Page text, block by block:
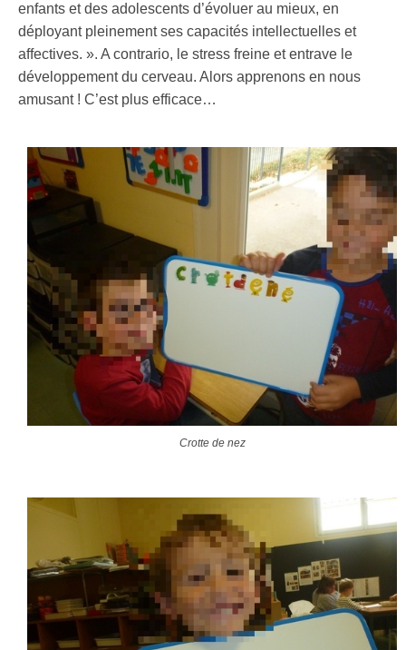
enfants et des adolescents d’évoluer au mieux, en
déployant pleinement ses capacités intellectuelles et
affectives. ». A contrario, le stress freine et entrave le
développement du cerveau. Alors apprenons en nous
amusant ! C’est plus efficace…
Crotte de nez